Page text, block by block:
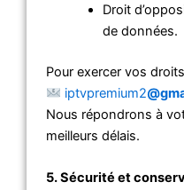
Droit
de données.
Pour exercer vos
iptvpremium2
Nous répondrons à
meilleurs délais.
5. Sécurité et